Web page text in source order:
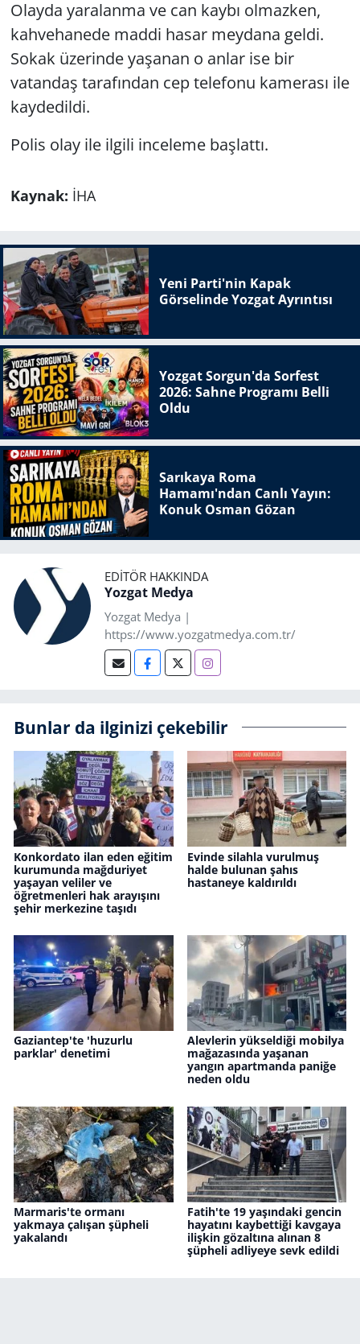
Olayda yaralanma ve can kaybı olmazken,
kahvehanede maddi hasar meydana geldi.
Sokak üzerinde yaşanan o anlar ise bir
vatandaş tarafından cep telefonu kamerası ile
kaydedildi.
Polis olay ile ilgili inceleme başlattı.
Kaynak: İHA
Yeni Parti'nin Kapak
Görselinde Yozgat Ayrıntısı
Yozgat Sorgun'da Sorfest
2026: Sahne Programı Belli
Oldu
Sarıkaya Roma
Hamamı'ndan Canlı Yayın:
Konuk Osman Gözan
EDITÖR HAKKINDA
Yozgat Medya
Yozgat Medya |
https://www.yozgatmedya.com.tr/
Bunlar da ilginizi çekebilir
Konkordato ilan eden eğitim
kurumunda mağduriyet
yaşayan veliler ve
öğretmenleri hak arayışını
şehir merkezine taşıdı
Evinde silahla vurulmuş
halde bulunan şahıs
hastaneye kaldırıldı
Gaziantep'te 'huzurlu
parklar' denetimi
Alevlerin yükseldiği mobilya
mağazasında yaşanan
yangın apartmanda paniğe
neden oldu
Marmaris'te ormanı
yakmaya çalışan şüpheli
yakalandı
Fatih'te 19 yaşındaki gencin
hayatını kaybettiği kavgaya
ilişkin gözaltına alınan 8
şüpheli adliyeye sevk edildi